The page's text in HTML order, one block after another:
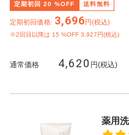
定期初回 20 %OFF 送料無料
定期初回価格: 3,696円(税込)
※2回目以降は 15 %OFF 3,927円(税込)
通常価格 4,620 円(税込)
薬用